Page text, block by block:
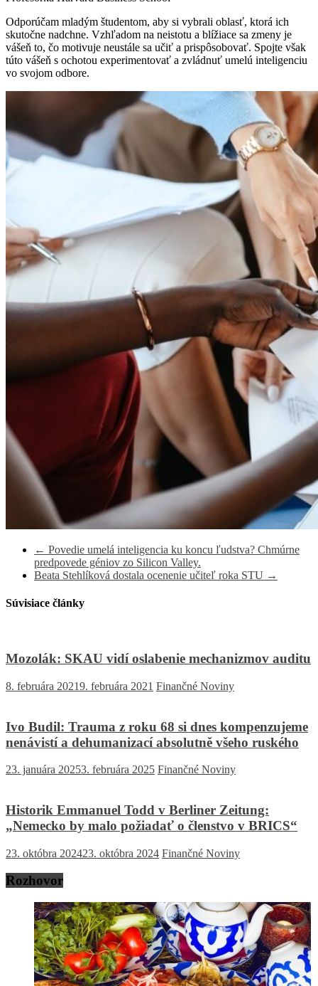
Odporúčam mladým študentom, aby si vybrali oblasť, ktorá ich
skutočne nadchne. Vzhľadom na neistotu a blížiace sa zmeny je
vášeň to, čo motivuje neustále sa učiť a prispôsobovať. Spojte však
túto vášeň s ochotou experimentovať a zvládnuť umelú inteligenciu
vo svojom odbore.
← Povedie umelá inteligencia ku koncu ľudstva? Chmúrne
predpovede géniov zo Silicon Valley.
Beata Stehlíková dostala ocenenie učiteľ roka STU →
Súvisiace články
Mozolák: SKAU vidí oslabenie mechanizmov auditu
8. februára 20219. februára 2021 Finančné Noviny
Ivo Budil: Trauma z roku 68 si dnes kompenzujeme
nenávistí a dehumanizací absolutně všeho ruského
23. januára 20253. februára 2025 Finančné Noviny
Historik Emmanuel Todd v Berliner Zeitung:
„Nemecko by malo požiadať o členstvo v BRICS“
23. októbra 202423. októbra 2024 Finančné Noviny
Rozhovor